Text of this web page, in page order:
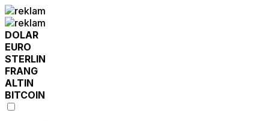
DOLAR
EURO
STERLIN
FRANG
ALTIN
BITCOIN